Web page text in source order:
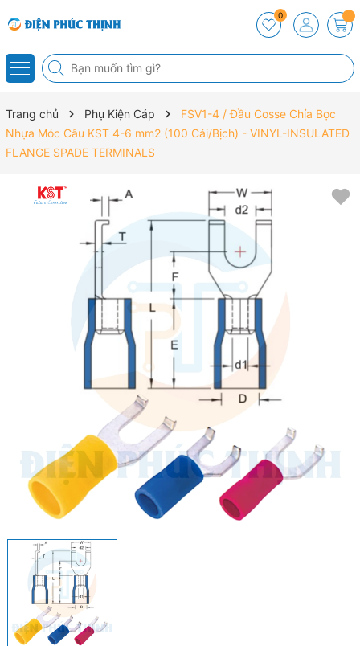
0
Trang chủ Phụ Kiện Cáp
FSV1-4 / Đầu Cosse Chỉa Bọc
Nhựa Móc Câu KST 4-6 mm2 (100 Cái/Bịch) - VINYL-INSULATED
FLANGE SPADE TERMINALS